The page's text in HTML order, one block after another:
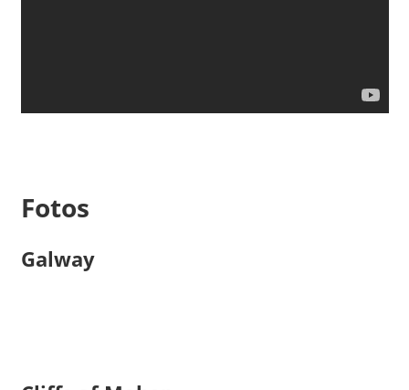
Fotos
Galway